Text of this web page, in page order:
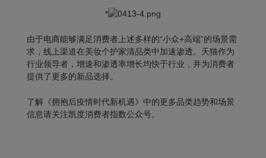
*
由于电商能够满足消费者上述多样的“小众+高端”的场景需
求，线上渠道在美妆个护家清品类中加速渗透。天猫作为
行业领导者，增速和渗透率增长均快于行业，并为消费者
提供了更多的新品选择。
了解《拥抱后疫情时代新机遇》中的更多品类趋势和场景
信息请关注凯度消费者指数公众号。